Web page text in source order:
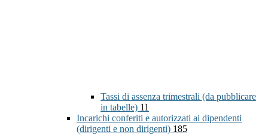
Tassi di assenza trimestrali (da pubblicare
in tabelle) 11
Incarichi conferiti e autorizzati ai dipendenti
(dirigenti e non dirigenti) 185